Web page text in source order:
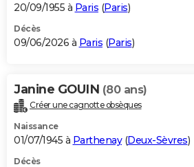
20/09/1955 à Paris (Paris)
Décès
09/06/2026 à Paris (Paris)
Janine GOUIN (80 ans)
Créer une cagnotte obsèques
Naissance
01/07/1945 à Parthenay(Deux-Sèvres)
Décès